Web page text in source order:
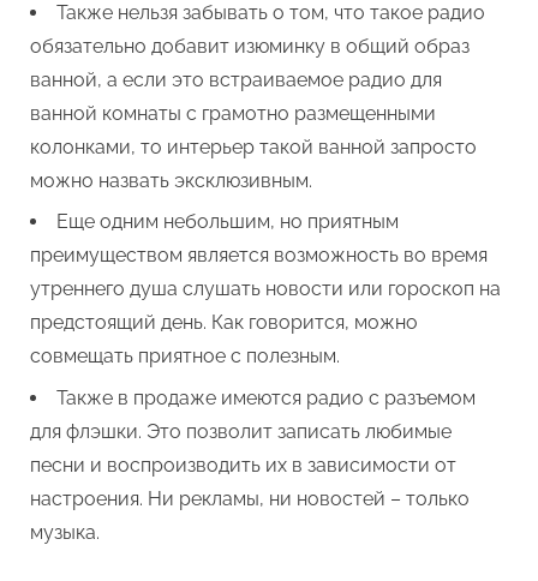
Также нельзя забывать о том, что такое радио
обязательно добавит изюминку в общий образ
ванной, а если это встраиваемое радио для
ванной комнаты с грамотно размещенными
колонками, то интерьер такой ванной запросто
можно назвать эксклюзивным.
Еще одним небольшим, но приятным
преимуществом является возможность во время
утреннего душа слушать новости или гороскоп на
предстоящий день. Как говорится, можно
совмещать приятное с полезным.
Также в продаже имеются радио с разъемом
для флэшки. Это позволит записать любимые
песни и воспроизводить их в зависимости от
настроения. Ни рекламы, ни новостей – только
музыка.